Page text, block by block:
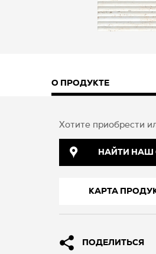
О ПРОДУКТЕ
Хотите приобрести
НАЙТИ НАШ
КАРТА
ПОДЕЛИТЬСЯ